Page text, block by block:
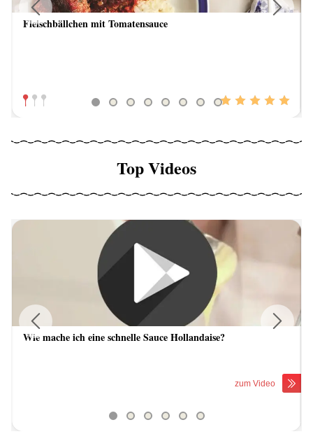
Fleischbällchen mit Tomatensauce
Previous
Top Videos
Wie mache ich eine schnelle Sauce Hollandaise?
zum Video
Previous